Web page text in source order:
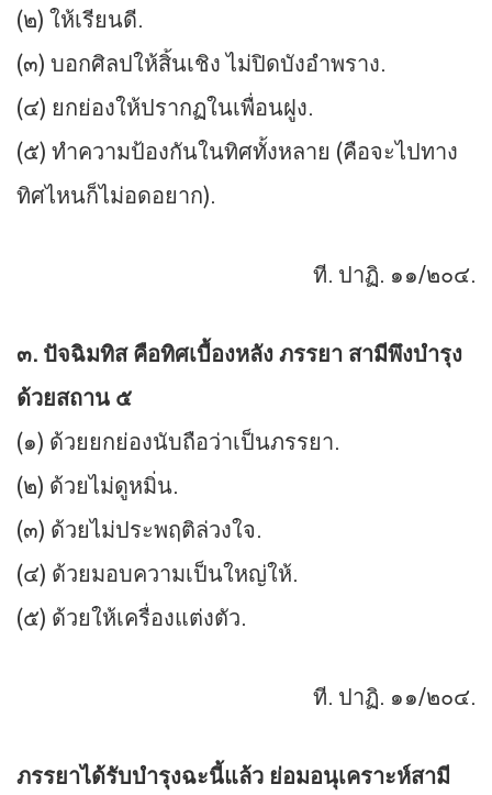
(๒) ให้เรียนดี.
(๓) บอกศิลปให้สิ้นเชิง ไม่ปิดบังอำพราง.
(๔) ยกย่องให้ปรากฏในเพื่อนฝูง.
(๕) ทำความป้องกันในทิศทั้งหลาย (คือจะไปทาง
ทิศไหนก็ไม่อดอยาก).
ที. ปาฏิ. ๑๑/๒๐๔.
๓. ปัจฉิมทิส คือทิศเบื้องหลัง ภรรยา สามีพึงบำรุง
ด้วยสถาน ๕
(๑) ด้วยยกย่องนับถือว่าเป็นภรรยา.
(๒) ด้วยไม่ดูหมิ่น.
(๓) ด้วยไม่ประพฤติล่วงใจ.
(๔) ด้วยมอบความเป็นใหญ่ให้.
(๕) ด้วยให้เครื่องแต่งตัว.
ที. ปาฏิ. ๑๑/๒๐๔.
ภรรยาได้รับบำรุงฉะนี้แล้ว ย่อมอนุเคราะห์สามี